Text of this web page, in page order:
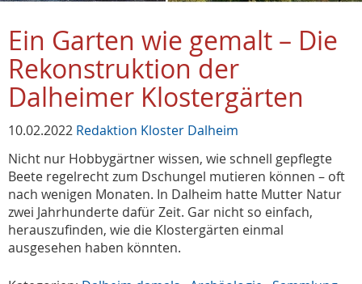
Ein Garten wie gemalt – Die
Rekonstruktion der
Dalheimer Klostergärten
10.02.2022 Redaktion Kloster Dalheim
Nicht nur Hobbygärtner wissen, wie schnell gepflegte
Beete regelrecht zum Dschungel mutieren können – oft
nach wenigen Monaten. In Dalheim hatte Mutter Natur
zwei Jahrhunderte dafür Zeit. Gar nicht so einfach,
herauszufinden, wie die Klostergärten einmal
ausgesehen haben könnten.